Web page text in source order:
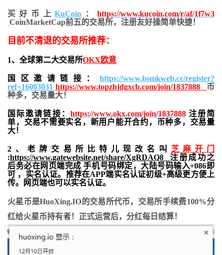
买好币上KuCoin ：https://www.kucoin.com/r/af/1f7w3
CoinMarketCap前五的交易所，注册友好操简单快捷！
目前不清退的交易所推荐：
1、全球第二大交易所OKX欧意
国区邀请链接： https://www.bsmkweb.cc/register?
ref=16003031 https://www.topzhjdgxcb.com/join/1837888 币
种多，交易量大！
国际邀请链接： https://www.okx.com/join/1837888注册简
单，交易不需要实名，新用户能开合约， 币种多，交易量
大！
2、老牌交易所比特儿现改名叫 芝麻开门
:https://www.gatewebsite.net/share/XgRDAQ8 注册成功之
后务必在网页端完成 手机号码绑定，大陆号码输入+086即
可 ，实名认证。推荐在APP端实名认证初级+高级更方便上
传。网页端也可以实名认证。
火星币是HuoXing.IO的交易所代币，交易所手续费100%分
红给火星币持有者！正式运营后，分红每日结算！